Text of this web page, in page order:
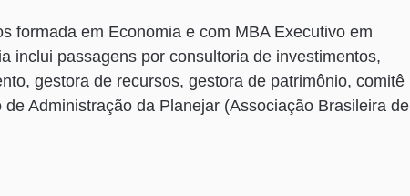
formada em Economia e com MBA Executivo em
inclui passagens por consultoria de investimentos,
gestora de recursos, gestora de patrimônio, comitê
Administração da Planejar (Associação Brasileira de